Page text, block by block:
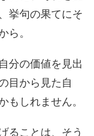
挙句の果てにそ
ら。
分の価値を見出
目から見た自
もしれません。
ることは、そう